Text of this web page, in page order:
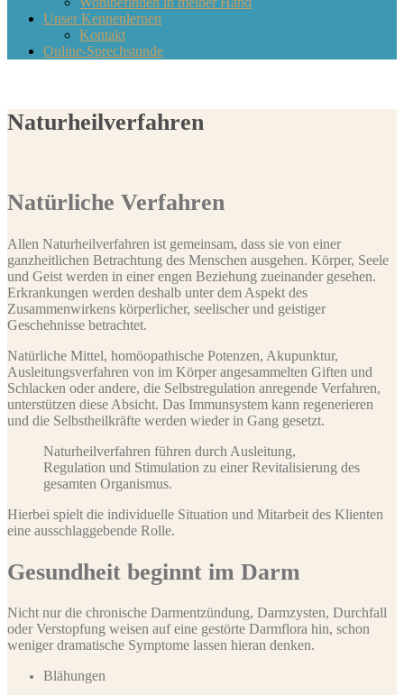
Unser Kennenlernen
Kontakt
Online-Sprechstunde
Naturheilverfahren
Natürliche Verfahren
Allen Naturheilverfahren ist gemeinsam, dass sie von einer
ganzheitlichen Betrachtung des Menschen ausgehen. Körper, Seele
und Geist werden in einer engen Beziehung zueinander gesehen.
Erkrankungen werden deshalb unter dem Aspekt des
Zusammenwirkens körperlicher, seelischer und geistiger
Geschehnisse betrachtet.
Natürliche Mittel, homöopathische Potenzen, Akupunktur,
Ausleitungsverfahren von im Körper angesammelten Giften und
Schlacken oder andere, die Selbstregulation anregende Verfahren,
unterstützen diese Absicht. Das Immunsystem kann regenerieren
und die Selbstheilkräfte werden wieder in Gang gesetzt.
Naturheilverfahren führen durch Ausleitung,
Regulation und Stimulation zu einer Revitalisierung des
gesamten Organismus.
Hierbei spielt die individuelle Situation und Mitarbeit des Klienten
eine ausschlaggebende Rolle.
Gesundheit beginnt im Darm
Nicht nur die chronische Darmentzündung, Darmzysten, Durchfall
oder Verstopfung weisen auf eine gestörte Darmflora hin, schon
weniger dramatische Symptome lassen hieran denken.
Blähungen